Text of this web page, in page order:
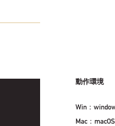
動作環境
Win：
Mac：